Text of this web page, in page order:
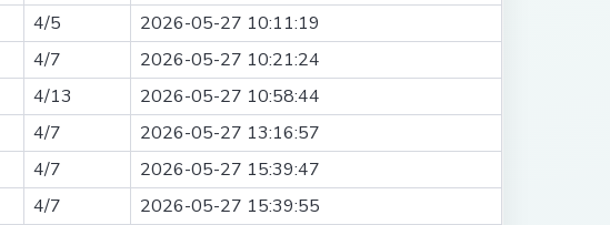
4/5
2026-05-27 10:11:19
4/7
2026-05-27 10:21:24
4/13
2026-05-27 10:58:44
4/7
2026-05-27 13:16:57
4/7
2026-05-27 15:39:47
4/7
2026-05-27 15:39:55